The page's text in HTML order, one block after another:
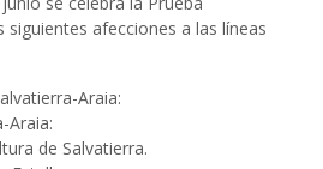
siguientes afecciones a las líneas
Araia:
Araia:
de Salvatierra.